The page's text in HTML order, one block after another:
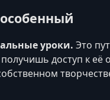
уроки. Это
доступ к